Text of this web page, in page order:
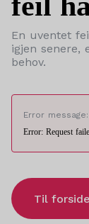
En uventet
igjen senere,
behov.
Error message:
Error: Request
Til